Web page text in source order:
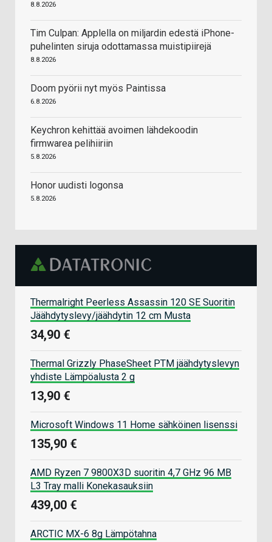
8.8.2026
Tim Culpan: Applella on miljardin edestä iPhone-
puhelinten siruja odottamassa muistipiirejä
8.8.2026
Doom pyörii nyt myös Paintissa
6.8.2026
Keychron kehittää avoimen lähdekoodin
firmwarea pelihiiriin
5.8.2026
Honor uudisti logonsa
5.8.2026
Thermalright Peerless Assassin 120 SE Suoritin
Jäähdytyslevy/jäähdytin 12 cm Musta
34,90 €
Thermal Grizzly PhaseSheet PTM jäähdytyslevyn
yhdiste Lämpöalusta 2 g
13,90 €
Microsoft Windows 11 Home sähköinen lisenssi
135,90 €
AMD Ryzen 7 9800X3D suoritin 4,7 GHz 96 MB
L3 Tray malli Konekasauksiin
439,00 €
ARCTIC MX-6 8g Lämpötahna